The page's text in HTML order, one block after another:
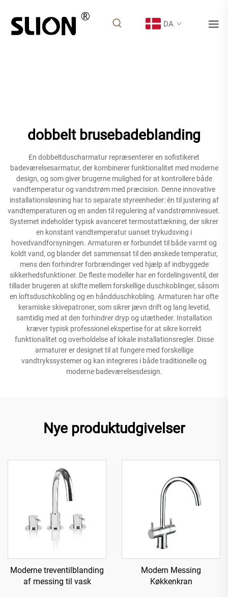
DA
dobbelt brusebadeblanding
En dobbeltduscharmatur repræsenterer en sofistikeret
badeværelsesarmatur, der kombinerer funktionalitet med moderne
design, og som giver brugerne mulighed for at kontrollere både
vandtemperatur og vandstrøm med præcision. Denne innovative
installationsløsning har to separate styreenheder: én til justering af
vandtemperaturen og en anden til regulering af vandstrømniveauet.
Systemet indeholder typisk avanceret termostattækning, der sikrer
en konstant vandtemperatur uanset trykudsving i
hovedvandforsyningen. Armaturen er forbundet til både varmt og
koldt vand, og blander det sammensat til den ønskede temperatur,
mens den forhindrer forbrændinger ved hjælp af indbyggede
sikkerhedsfunktioner. De fleste modeller har en fordelingsventil, der
tillader brugeren at skifte mellem forskellige duschkoblinger, såsom
en loftsduschkobling og en håndduschkobling. Armaturen har ofte
keramiske skivepatroner, som sikrer jævn drift og lang levetid,
samtidig med at den forhindrer dryp og utætheder. Installation
kræver typisk professionel ekspertise for at sikre korrekt
funktionalitet og overholdelse af lokale installationsregler. Disse
armaturer er designet til at fungere med forskellige
vandtrykssystemer og kan integreres i både traditionelle og
moderne badeværelsesdesign.
Nye produktudgivelser
Moderne treventilblanding
af messing til vask
Modern Messing
Køkkenkran